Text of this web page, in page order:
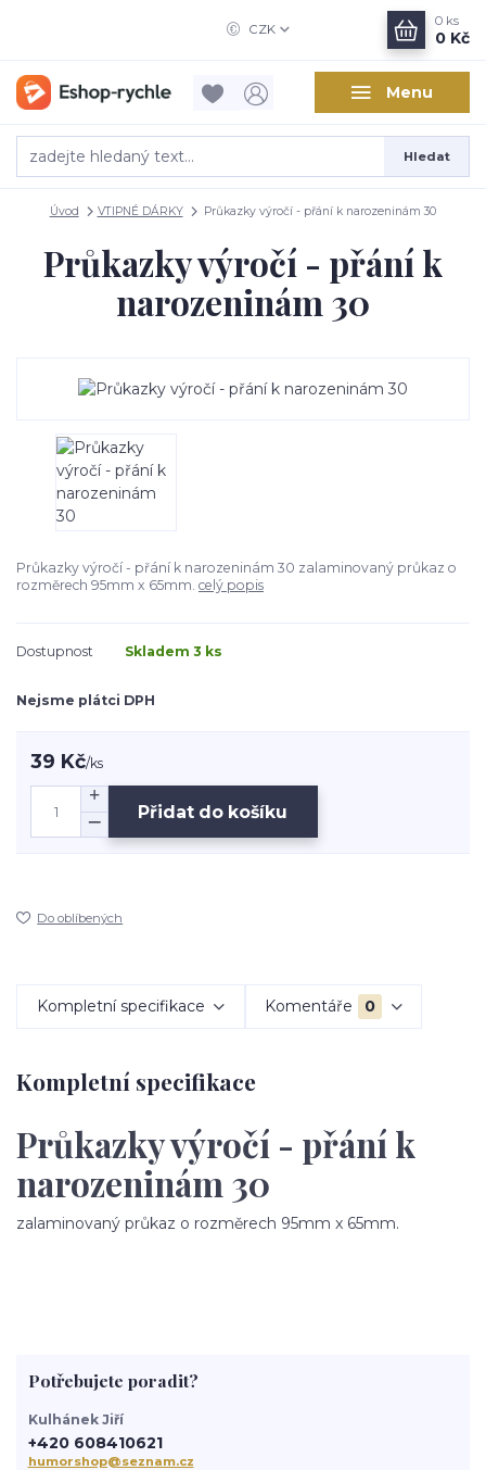
Menu
CZK
Hledat
0 ks
0 Kč
Úvod VTIPNÉ DÁRKY Průkazky výročí - přání k narozeninám 30
Průkazky výročí - přání k
narozeninám 30
Průkazky výročí - přání k narozeninám 30 zalaminovaný průkaz o
rozměrech 95mm x 65mm. celý popis
Dostupnost Skladem 3 ks
Nejsme plátci DPH
39 Kč/ks
Přidat do košíku
Do oblíbených
Kompletní specifikace Komentáře 0
Kompletní specifikace
Průkazky výročí - přání k
narozeninám 30
zalaminovaný průkaz o rozměrech 95mm x 65mm.
Potřebujete poradit?
Kulhánek Jiří
+420 608410621
humorshop@seznam.cz